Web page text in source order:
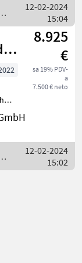
/
12-02-2024
15:04
8.925
€
sa 19% PDV-
a
7.500 € neto
2
/
12-02-2024
15:02